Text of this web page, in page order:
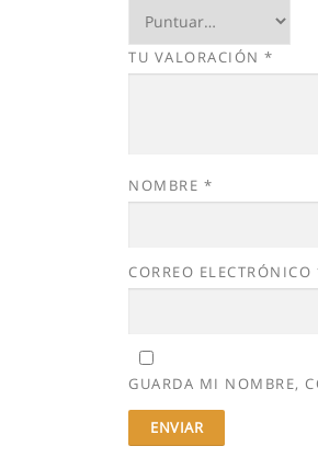
TU VALORACIÓN *
NOMBRE *
CORREO ELECTRÓNICO
GUARDA MI NOMBRE,